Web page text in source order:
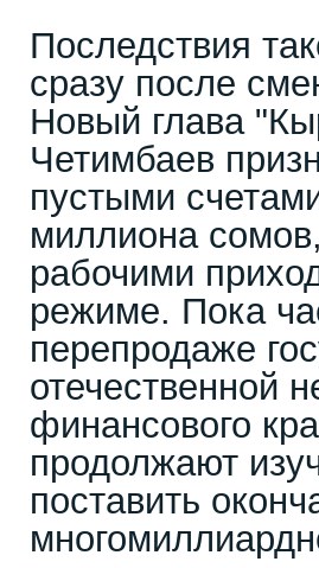
Последствия
сразу после
Новый глава
Четимбаев
пустыми
миллиона
рабочими
режиме. Пока
перепродаже
отечественной
финансового
продолжают
поставить